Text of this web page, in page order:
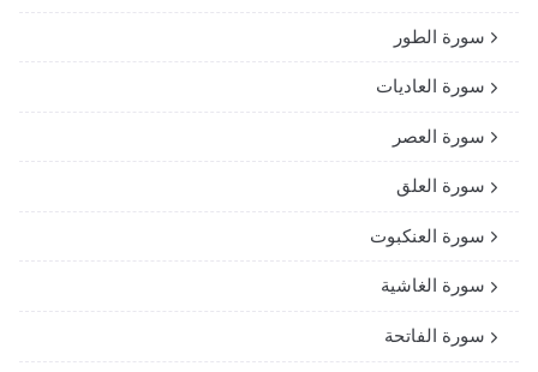
سورة الطور
سورة العاديات
سورة العصر
سورة العلق
سورة العنكبوت
سورة الغاشية
سورة الفاتحة